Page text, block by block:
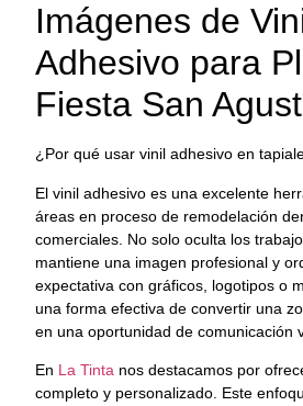
Imágenes de
Adhesivo para
Fiesta San
¿Por qué usar vinil adhesivo en
El vinil adhesivo es una excelente
áreas en proceso de remodelación
comerciales. No solo oculta los
mantiene una imagen profesional y
expectativa con gráficos, logotipos o
una forma efectiva de convertir una
en una oportunidad de comunicación
En La Tinta nos destacamos por
completo y personalizado. Este